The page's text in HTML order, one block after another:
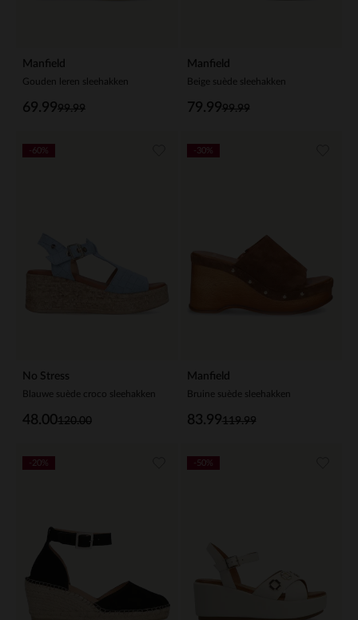
Manfield
Gouden leren sleehakken
99.99
69.99
Manfield
Beige suède sleehakken
99.99
79.99
No Stress
Blauwe suède croco sleehakken
120.00
48.00
-60%
Manfield
Bruine suède sleehakken
119.99
83.99
-30%
-20% -50%